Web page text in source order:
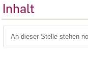
Inhalt
An dieser Stelle stehen